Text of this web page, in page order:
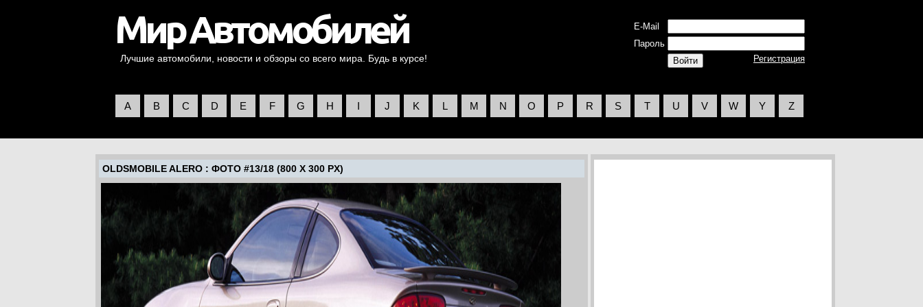
Лучшие автомобили, новости и обзоры со всего мира. Будь в курсе!
E-Mail
Пароль
Регистрация
A B C D E F G H I J K L M N O P R S T U V W Y Z
OLDSMOBILE ALERO: ФОТО #13/18 (800 X 300 PX)